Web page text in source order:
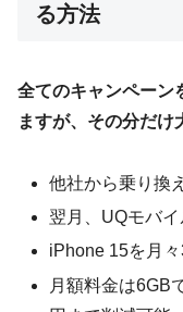
る方法
全てのキャンペーン
ますが、その分だけ
他社から乗り換
翌月、UQモバ
iPhone 15を月
月額料金は6GB